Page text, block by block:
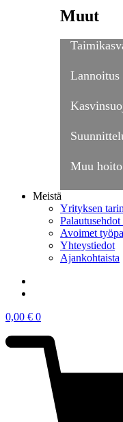
Muut
Lannoitus
Muu
Meistä
Yrityksen
Avoimet
Yhteystiedot
Ajankohtaista
0,00 € 0